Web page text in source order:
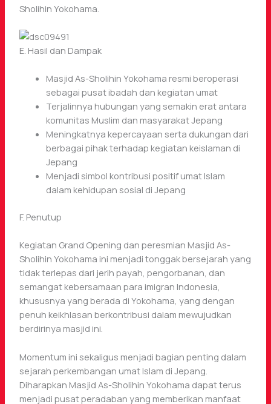
Sholihin Yokohama.
E. Hasil dan Dampak
Masjid As-Sholihin Yokohama resmi beroperasi
sebagai pusat ibadah dan kegiatan umat
Terjalinnya hubungan yang semakin erat antara
komunitas Muslim dan masyarakat Jepang
Meningkatnya kepercayaan serta dukungan dari
berbagai pihak terhadap kegiatan keislaman di
Jepang
Menjadi simbol kontribusi positif umat Islam
dalam kehidupan sosial di Jepang
F. Penutup
Kegiatan Grand Opening dan peresmian Masjid As-
Sholihin Yokohama ini menjadi tonggak bersejarah yang
tidak terlepas dari jerih payah, pengorbanan, dan
semangat kebersamaan para imigran Indonesia,
khususnya yang berada di Yokohama, yang dengan
penuh keikhlasan berkontribusi dalam mewujudkan
berdirinya masjid ini.
Momentum ini sekaligus menjadi bagian penting dalam
sejarah perkembangan umat Islam di Jepang.
Diharapkan Masjid As-Sholihin Yokohama dapat terus
menjadi pusat peradaban yang memberikan manfaat